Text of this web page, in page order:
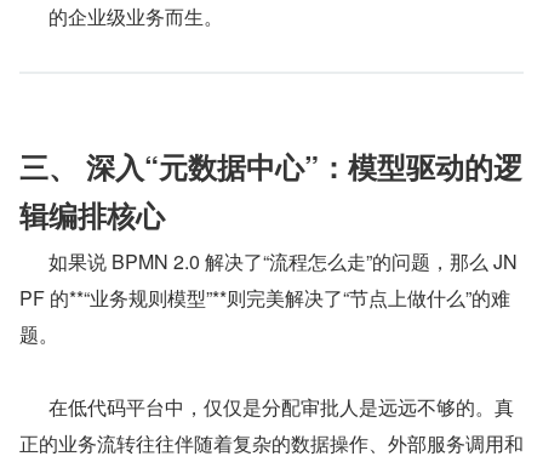
的企业级业务而生。
三、 深入“元数据中心”：模型驱动的逻
辑编排核心
PF 的**“业务规则模型”**则完美解决了“节点上做什么”的难
题。
正的业务流转往往伴随着复杂的数据操作、外部服务调用和